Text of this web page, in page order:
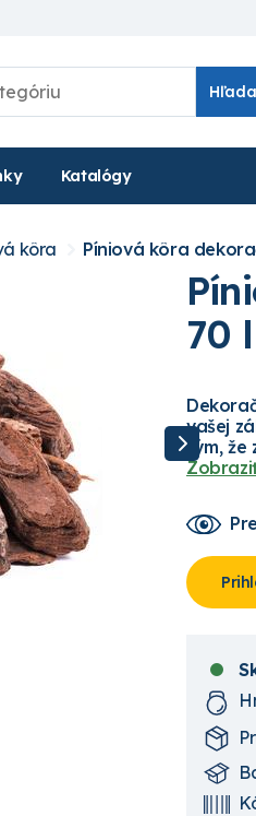
Katalógy
kôra Píniová kôra
70 l
vašej
tým, že